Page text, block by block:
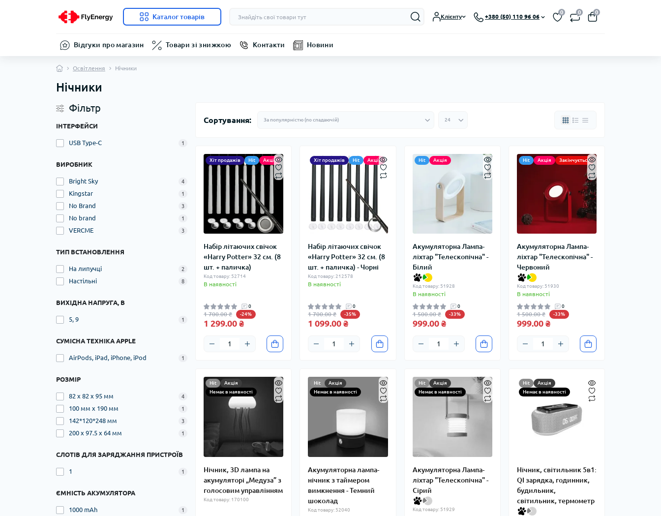
Каталог товарів Клієнту +380 (50) 110 96 06
0 0 0
Відгуки про магазин Товари зі знижкою Контакти Новини
Освітлення Нічники
Нічники
Фільтр
ІНТЕРФЕЙСИ
USB Type-C 1
ВИРОБНИК
Bright Sky 4
Kingstar 1
No Brand 3
No brand 1
VERCME 3
ТИП ВСТАНОВЛЕННЯ
На липучці 2
Настільні 8
ВИХІДНА НАПРУГА, В
5, 9 1
СУМІСНА ТЕХНІКА APPLE
AirPods, iPad, iPhone, iPod 1
РОЗМІР
82 х 82 х 95 мм 4
100 мм х 190 мм 1
142*120*248 мм 3
200 х 97.5 х 64 мм 1
СЛОТІВ ДЛЯ ЗАРЯДЖАННЯ ПРИСТРОЇВ
1 1
ЄМНІСТЬ АКУМУЛЯТОРА
1000 mAh 1
Сортування:
Хіт продажів Hit Акція
Набір літаючих свічок
«Harry Potter» 32 см. (8
шт. + паличка)
Код товару: 52714
В наявності
0
1 700.00 ₴ -24%
1 299.00 ₴
Хіт продажів Hit Акція
Набір літаючих свічок
«Harry Potter» 32 см. (8
шт. + паличка) - Чорні
Код товару: 212578
В наявності
0
1 700.00 ₴ -35%
1 099.00 ₴
Hit Акція
Акумуляторна Лампа-
ліхтар "Телескопічна" -
Білий
Код товару: 51928
В наявності
0
1 500.00 ₴ -33%
999.00 ₴
Hit Акція Закінчується
Акумуляторна Лампа-
ліхтар "Телескопічна" -
Червоний
Код товару: 51930
В наявності
0
1 500.00 ₴ -33%
999.00 ₴
Hit
Акція
Немає в наявності
Нічник, 3D лампа на
акумуляторі „Медуза” з
голосовим управлінням
Код товару: 170100
Hit
Акція
Немає в наявності
Акумуляторна лампа-
нічник з таймером
вимкнення - Темний
шоколад
Код товару: 52040
Hit
Акція
Немає в наявності
Акумуляторна Лампа-
ліхтар "Телескопічна" -
Сірий
Код товару: 51929
Hit
Акція
Немає в наявності
Нічник, світильник 5в1:
QI зарядка, годинник,
будильник,
світильник, термометр